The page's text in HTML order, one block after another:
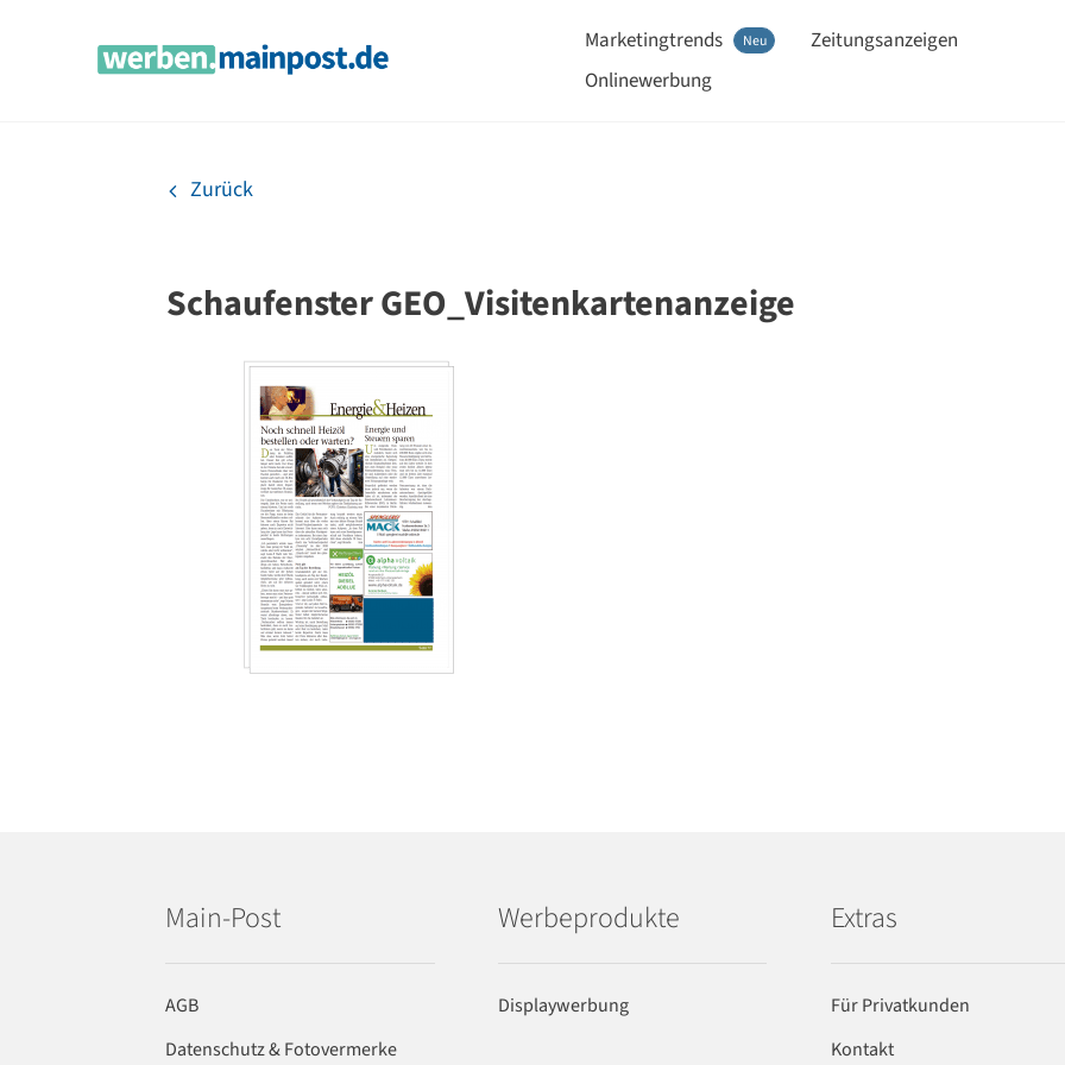
Marketingtrends Neu
Zeitungsanzeigen
Onlinewerbung
Zurück
Schaufenster GEO_Visitenkartenanzeige
Main-Post
AGB
Datenschutz & Fotovermerke
Werbeprodukte
Displaywerbung
Extras
Für Privatkunden
Kontakt